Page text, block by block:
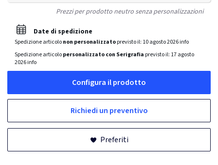
Prezzi per prodotto neutro senza personalizzazioni
Date di spedizione
Spedizione articolonon personalizzatoprevisto il: 10 agosto 2026info
Spedizione articolopersonalizzato con Serigrafia previsto il: 17 agosto
2026info
Configura il prodotto
Richiedi un preventivo
Preferiti